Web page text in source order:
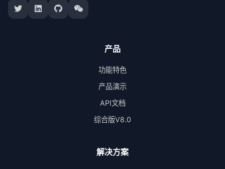
产品
功能特色
产品演示
API文档
综合版V8.0
解决方案